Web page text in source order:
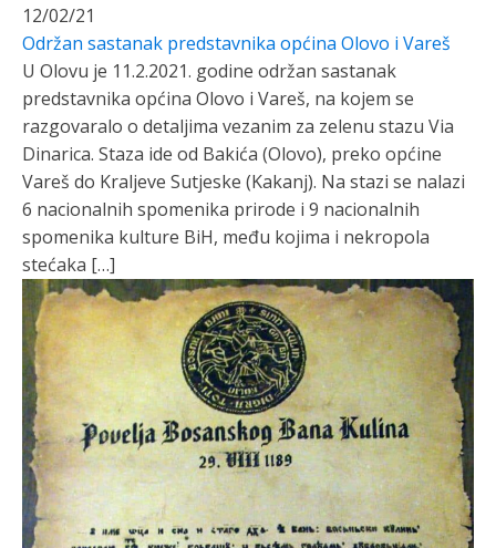
12/02/21
Održan sastanak predstavnika općina Olovo i Vareš
U Olovu je 11.2.2021. godine održan sastanak
predstavnika općina Olovo i Vareš, na kojem se
razgovaralo o detaljima vezanim za zelenu stazu Via
Dinarica. Staza ide od Bakića (Olovo), preko općine
Vareš do Kraljeve Sutjeske (Kakanj). Na stazi se nalazi
6 nacionalnih spomenika prirode i 9 nacionalnih
spomenika kulture BiH, među kojima i nekropola
stećaka […]